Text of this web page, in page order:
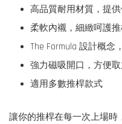
高品質耐用材質，提
柔軟內襯，細緻呵護
The Formula 設計概念
強力磁吸開口，方便
適用多數推桿款式
讓你的推桿在每一次上場時